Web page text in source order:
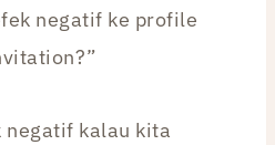
negatif ke profile
negatif kalau kita